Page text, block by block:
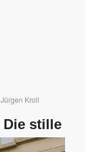
Jürgen Kroll
Die stille